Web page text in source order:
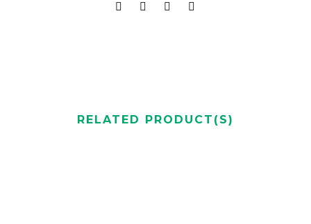
RELATED PRODUCT(S)